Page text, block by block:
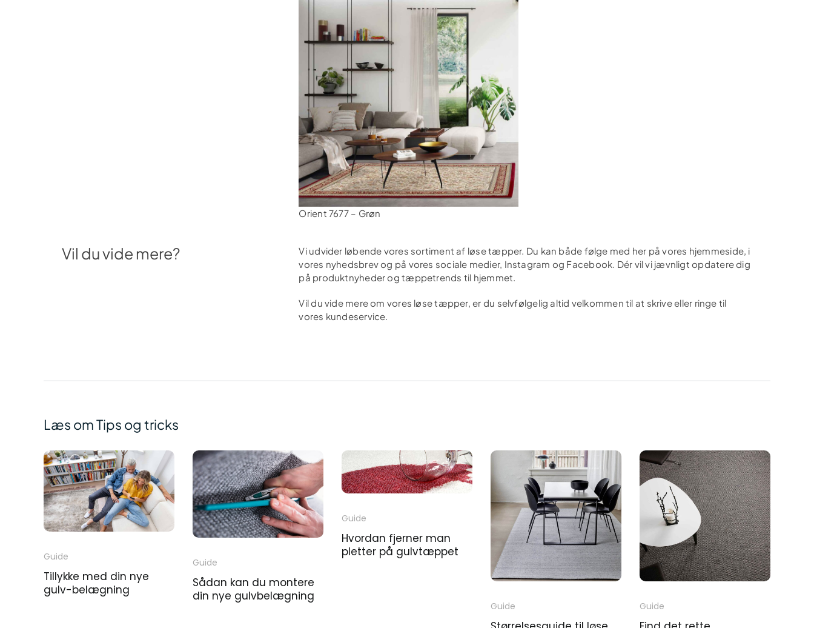
Orient 7677 – Grøn
Vil du vide mere?
Vi udvider løbende vores sortiment af løse tæpper. Du kan både følge med her på vores hjemmeside, i
vores nyhedsbrev og på vores sociale medier, Instagram og Facebook. Dér vil vi jævnligt opdatere dig
på produktnyheder og tæppetrends til hjemmet.
Vil du vide mere om vores løse tæpper, er du selvfølgelig altid velkommen til at skrive eller ringe til
vores kundeservice.
Læs om Tips og tricks
Guide
Tillykke med din nye
gulv-belægning
Guide
Sådan kan du montere
din nye gulvbelægning
Guide
Hvordan fjerner man
pletter på gulvtæppet
Guide Guide